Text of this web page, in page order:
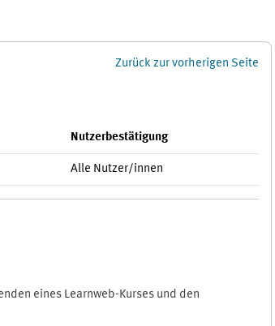
Zurück zur vorherigen Seite
Nutzerbestätigung
Alle Nutzer/innen
eines Learnweb-Kurses und den